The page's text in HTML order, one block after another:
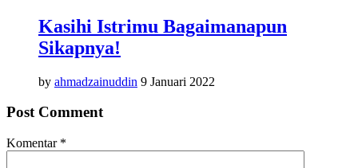
Kasihi Istrimu Bagaimanapun
Sikapnya!
by ahmadzainuddin 9 Januari 2022
Post Comment
Komentar *